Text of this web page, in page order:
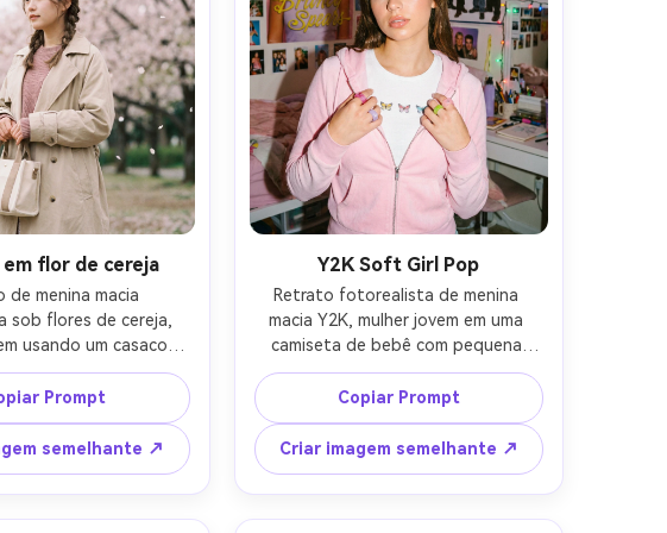
em flor de cereja
de menina macia
sob flores de cereja,
usando um casaco
um topo de malha
de cabelo de fita,
uma pequena bolsa,
luz nublada macia,
Nikon Z8 85mm f/1.8,
de cor rosa pastel,
humor romântico da
Prompt
semelhante ↗
Y2K Soft Girl Pop
Retrato fotorealista de menina
macia Y2K, mulher jovem em uma
camiseta de bebê com pequena
estampa de borboleta e um
moletom com capuz com zíper rosa,
lábios brilhantes, sombra brilhante,
anéis grossos, fundo com pôsteres
do início dos anos 2000 e luzes LED,
flash na câmera com sombras
nítidas, disparado em Fujifilm X100V
Copiar Prompt
Criar imagem semelhante ↗